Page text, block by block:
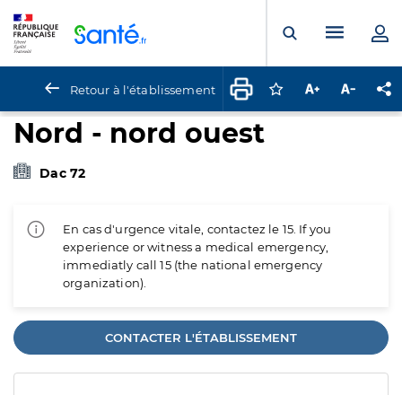
Ouvrir laMenu
Retour à l'établissement Connectez-vous
Augmenter la
Nord - nord ouest
Dac 72
En cas d'urgence vitale, contactez le 15. If you
experience or witness a medical emergency,
immediatly call 15 (the national emergency
organization).
CONTACTER L'ÉTABLISSEMENT